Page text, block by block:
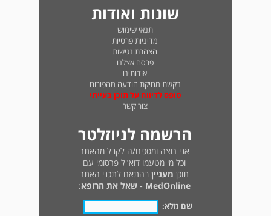
שונות ואודות
תנאי שימוש
מדיניות פרטיות
הצהרת נגישות
פרסם אצלנו
אודותינו
בקשת מחיקת הודעה מהפורום
טופס לדיווח על תוכן בעייתי
צור קשר
הרשמה לניוזלטר
אני רוצה ומסכים/ה לקבל מהאתר
וכל מי מטעמו דוא"ל פרסומי עם
תוכן מעניין בהתאם לתכני האתר
MedOnline - שאל את הרופא
:
שם מלא: